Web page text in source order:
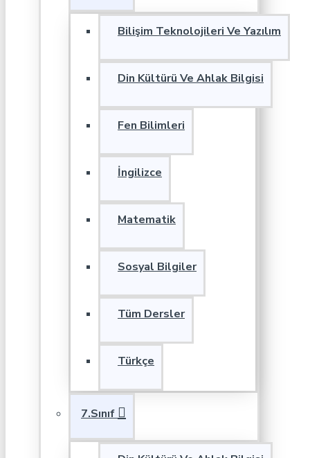
Bilişim Teknolojileri Ve Yazılım
Din Kültürü Ve Ahlak Bilgisi
Fen Bilimleri
İngilizce
Matematik
Sosyal Bilgiler
Tüm Dersler
Türkçe
7.Sınıf